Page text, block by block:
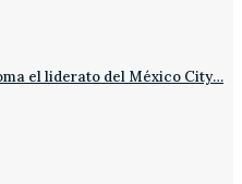
el liderato del México City…